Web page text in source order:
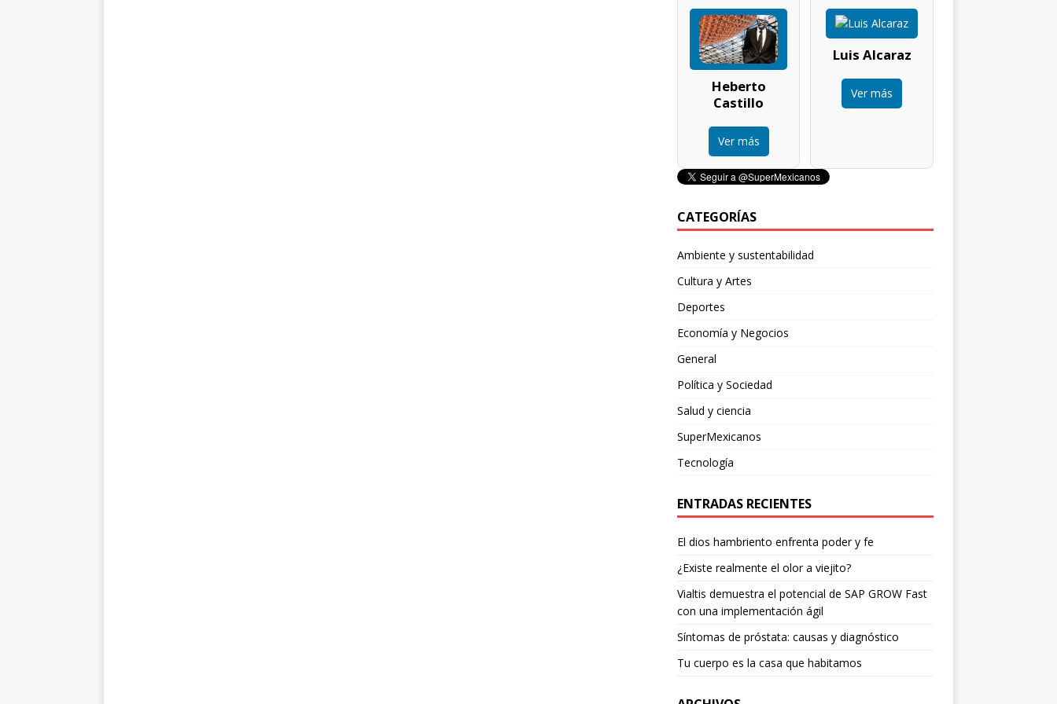
Heberto
Castillo
Ver más
Luis Alcaraz
Ver más
CATEGORÍAS
Ambiente y sustentabilidad
Cultura y Artes
Deportes
Economía y Negocios
General
Política y Sociedad
Salud y ciencia
SuperMexicanos
Tecnología
ENTRADAS RECIENTES
El dios hambriento enfrenta poder y fe
¿Existe realmente el olor a viejito?
Vialtis demuestra el potencial de SAP GROW Fast
con una implementación ágil
Síntomas de próstata: causas y diagnóstico
Tu cuerpo es la casa que habitamos